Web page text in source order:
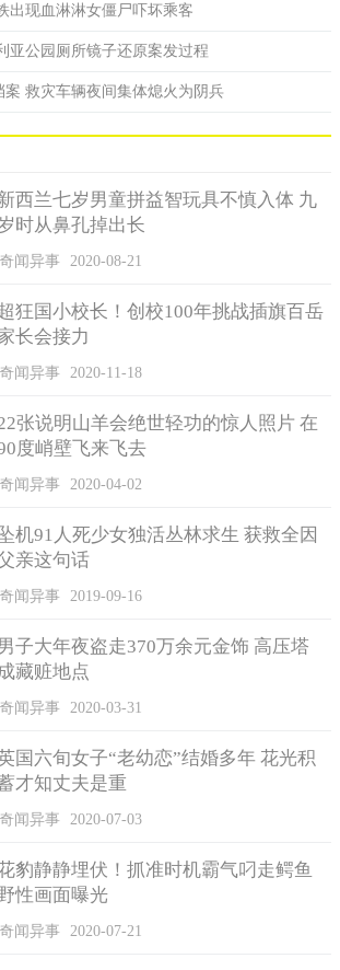
，曾向外界多次发出了求救的信号，但诡
只剩下一具具的死尸，现场没有任何的打斗
面部非常的惊恐，不过还没来得及调查清
有人意外的发现了这艘船，而船上所有的人
是经过了什么极阴冷的地方，而人又经历
不可能没有任何的防御就被冻成冰块的。
着很多的货物的，是在一处浅石滩出事
时候，船上除了一具尸体外，其它任何设
了。大家猜测是不是遇到海盗劫船了，不
出现血淋淋女僵尸吓坏乘客
亚公园厕所镜子还原案发过程
救灾车辆夜间集体熄火为阴兵
西兰七岁男童拼益智玩具不慎入体 九
时从鼻孔掉出长
奇闻异事 2020-08-21
狂国小校长！创校100年挑战插旗百岳
长会接力
奇闻异事 2020-11-18
张说明山羊会绝世轻功的惊人照片 在
度峭壁飞来飞去
奇闻异事 2020-04-02
机91人死少女独活丛林求生 获救全因
亲这句话
奇闻异事 2019-09-16
子大年夜盗走370万余元金饰 高压塔
藏赃地点
奇闻异事 2020-03-31
国六旬女子“老幼恋”结婚多年 花光积
才知丈夫是重
奇闻异事 2020-07-03
豹静静埋伏！抓准时机霸气叼走鳄鱼
性画面曝光
奇闻异事 2020-07-21